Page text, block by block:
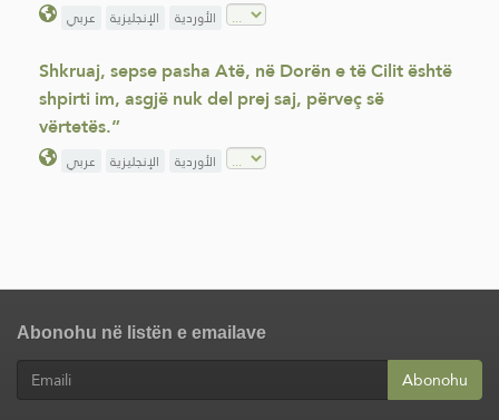
عربي الإنجليزية الأوردية
Shkruaj, sepse pasha Atë, në Dorën e të Cilit është
shpirti im, asgjë nuk del prej saj, përveç së
vërtetës.”
عربي الإنجليزية الأوردية
Abonohu në listën e emailave
Abonohu